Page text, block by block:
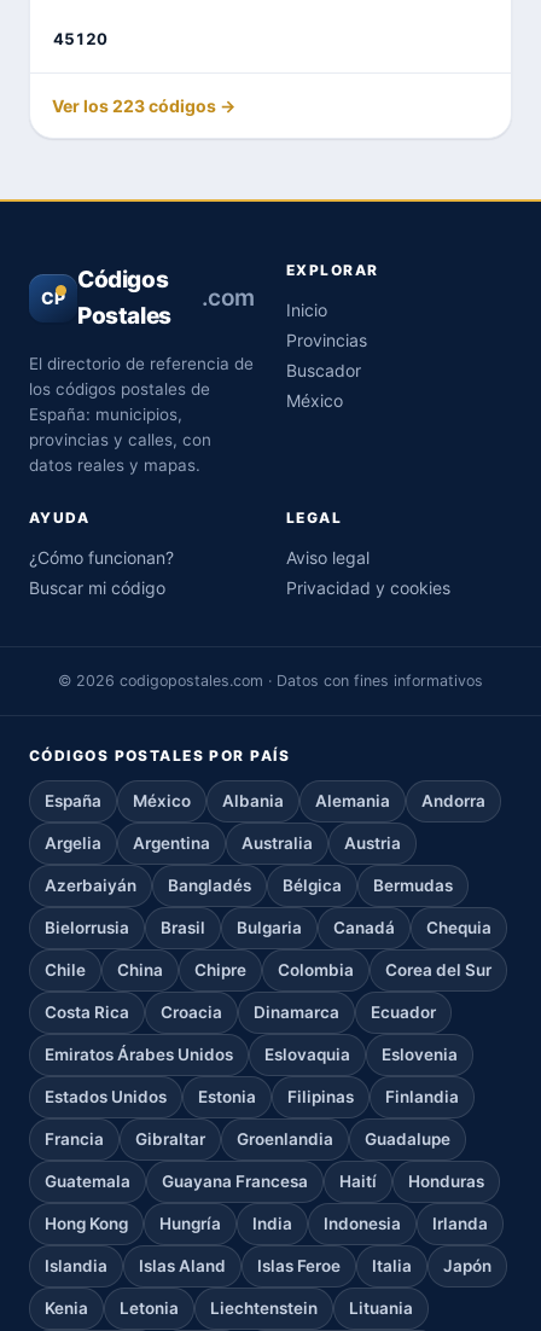
45120
Ver los 223 códigos →
CP
Códigos
Postales
.com
El directorio de referencia de
los códigos postales de
España: municipios,
provincias y calles, con
datos reales y mapas.
EXPLORAR
Inicio
Provincias
Buscador
México
AYUDA
¿Cómo funcionan?
Buscar mi código
LEGAL
Aviso legal
Privacidad y cookies
© 2026 codigopostales.com · Datos con fines informativos
CÓDIGOS POSTALES POR PAÍS
España México Albania Alemania Andorra
Argelia Argentina Australia Austria
Azerbaiyán Bangladés Bélgica Bermudas
Bielorrusia Brasil Bulgaria Canadá Chequia
Chile China Chipre Colombia Corea del Sur
Costa Rica Croacia Dinamarca Ecuador
Emiratos Árabes Unidos Eslovaquia Eslovenia
Estados Unidos Estonia Filipinas Finlandia
Francia Gibraltar Groenlandia Guadalupe
Guatemala Guayana Francesa Haití Honduras
Hong Kong Hungría India Indonesia Irlanda
Islandia Islas Aland Islas Feroe Italia Japón
Kenia Letonia Liechtenstein Lituania